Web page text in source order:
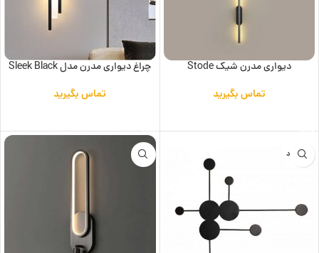
دیواری مدرن شیک Stode
تماس بگیرید
چراغ دیواری مدرن مدل Sleek Black
تماس بگیرید
ناموجود